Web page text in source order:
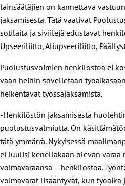
lainsäätäjien on kannettava
jaksamisesta. Tätä vaativat
sotilaita ja siviilejä edustavat
Upseeriliitto, Aliupseeriliitto,
Puolustusvoimien henkilöstöä ei
vaan heihin sovelletaan
heikentävät työssäjaksamista.
-Henkilöstön jaksamisesta
puolustusvalmiutta. On
tätä ymmärrä. Nykyisessä
ei luulisi kenelläkään olevan varaa
voimavaraansa – henkilöstöä.
voimavarat lisääntyvät, kun työaika